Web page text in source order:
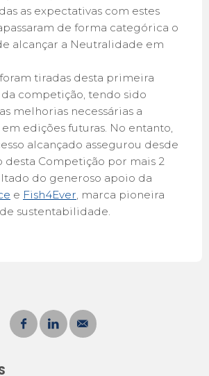
as expectativas com estes
de forma categórica o
alcançar a Neutralidade em
tiradas desta primeira
competição, tendo sido
melhorias necessárias a
edições futuras. No entanto,
alcançado assegurou desde
desta Competição por mais 2
do generoso apoio da
e Fish4Ever , marca pioneira
sustentabilidade.